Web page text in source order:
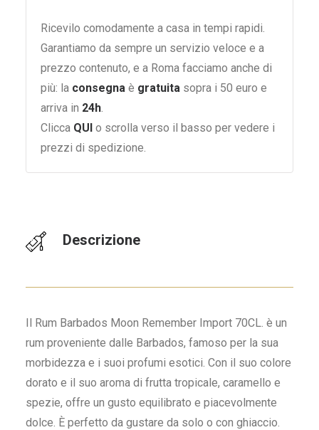
Ricevilo comodamente a casa in tempi rapidi.
Garantiamo da sempre un servizio veloce e a
prezzo contenuto, e a Roma facciamo anche di
più: la consegna è gratuita sopra i 50 euro e
arriva in 24h.
Clicca QUI o scrolla verso il basso per vedere i
prezzi di spedizione.
Descrizione
Il Rum Barbados Moon Remember Import 70CL. è un
rum proveniente dalle Barbados, famoso per la sua
morbidezza e i suoi profumi esotici. Con il suo colore
dorato e il suo aroma di frutta tropicale, caramello e
spezie, offre un gusto equilibrato e piacevolmente
dolce. È perfetto da gustare da solo o con ghiaccio.